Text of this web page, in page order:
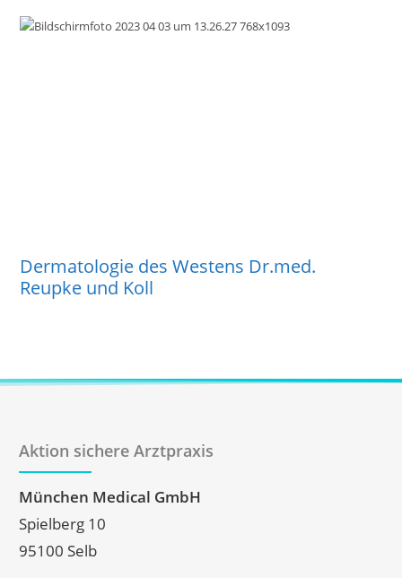
Dermatologie des Westens Dr.med.
Reupke und Koll
Aktion sichere Arztpraxis
München Medical GmbH
Spielberg 10
95100 Selb